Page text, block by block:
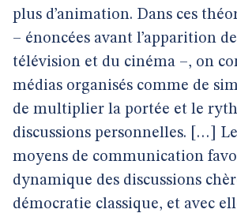
plus d’animation. Dans ces
– énoncées avant l’apparition
télévision et du cinéma –, on
médias organisés comme de
de multiplier la portée et le
discussions personnelles. […]
moyens de communication
dynamique des discussions
démocratie classique, et avec